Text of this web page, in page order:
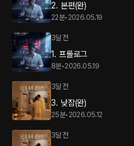
2. 본편(완)
22분• 2026.05.19
3달 전
1. 프롤로그
8분•2026.05.19
3달 전
3. 낮잠(완)
25분• 2026.05.12
3달 전